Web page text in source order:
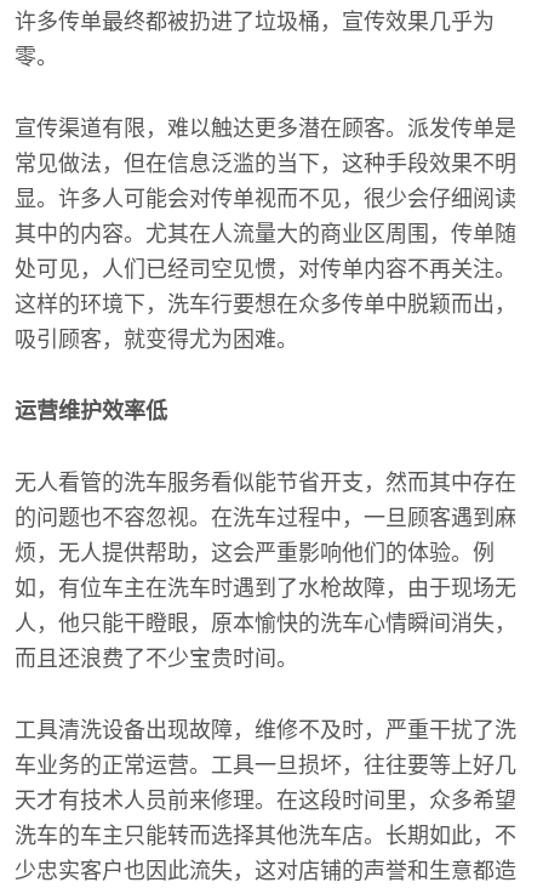
许多传单最终都被扔进了垃圾桶，宣传效果几乎为
零。
宣传渠道有限，难以触达更多潜在顾客。派发传单是
常见做法，但在信息泛滥的当下，这种手段效果不明
显。许多人可能会对传单视而不见，很少会仔细阅读
其中的内容。尤其在人流量大的商业区周围，传单随
处可见，人们已经司空见惯，对传单内容不再关注。
这样的环境下，洗车行要想在众多传单中脱颖而出，
吸引顾客，就变得尤为困难。
运营维护效率低
无人看管的洗车服务看似能节省开支，然而其中存在
的问题也不容忽视。在洗车过程中，一旦顾客遇到麻
烦，无人提供帮助，这会严重影响他们的体验。例
如，有位车主在洗车时遇到了水枪故障，由于现场无
人，他只能干瞪眼，原本愉快的洗车心情瞬间消失，
而且还浪费了不少宝贵时间。
工具清洗设备出现故障，维修不及时，严重干扰了洗
车业务的正常运营。工具一旦损坏，往往要等上好几
天才有技术人员前来修理。在这段时间里，众多希望
洗车的车主只能转而选择其他洗车店。长期如此，不
少忠实客户也因此流失，这对店铺的声誉和生意都造